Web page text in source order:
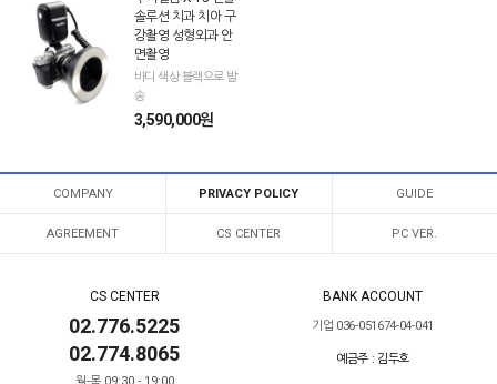
솔루션 치과 치아 구
강촬영 성형외과 안
면촬영
바디 색상 블랙으로 발
송
3,590,000원
COMPANY PRIVACY POLICY GUIDE
AGREEMENT CS CENTER PC VER.
CS CENTER
02.776.5225
02.774.8065
BANK ACCOUNT
기업 036-051674-04-041
예금주 : 김두호